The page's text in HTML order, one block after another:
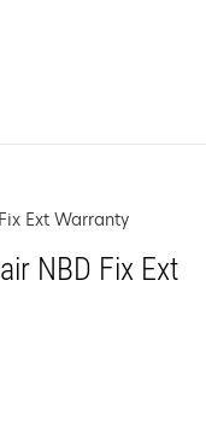
Ext Warranty
NBD Fix Ext